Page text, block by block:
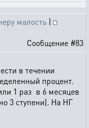
малость |
Сообщение #83
в течении
процент.
1 раз в 6 месяцев
3 ступени). На НГ